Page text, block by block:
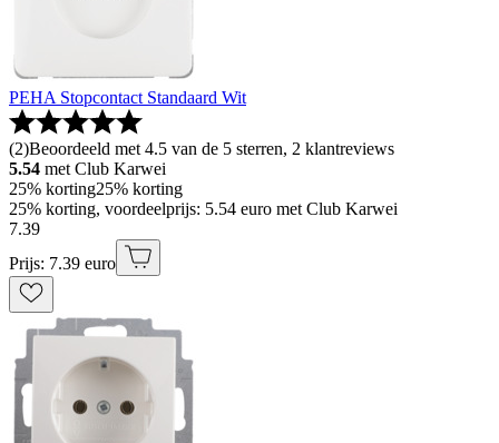
PEHA Stopcontact Standaard Wit
(2)Beoordeeld met 4.5 van de 5 sterren, 2 klantreviews
5.54 met Club Karwei
25% korting25% korting
25% korting, voordeelprijs: 5.54 euro met Club Karwei
7.39
Prijs: 7.39 euro